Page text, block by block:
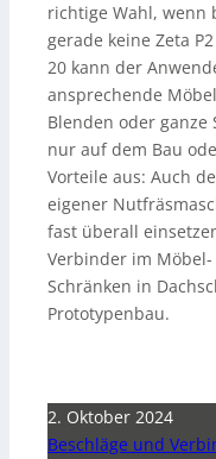
richtige Wahl, wenn
gerade keine Zeta
20 kann der
ansprechende
Blenden oder ganze
nur auf dem Bau
Vorteile aus: Auch
eigener
fast überall
Verbinder im
Schränken in
Prototypenbau.
2. Oktober 2024
Beschläge und